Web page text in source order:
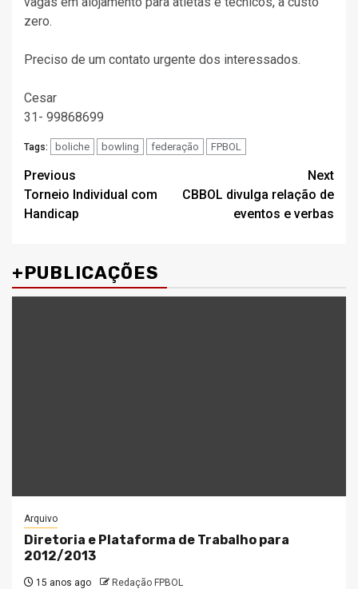
zero.
Preciso de um contato urgente dos interessados.
Cesar
31- 99868699
Tags: boliche bowling federação FPBOL
Post
navigation
Previous
Torneio Individual com
Handicap
Next
CBBOL divulga relação de
eventos e verbas
+PUBLICAÇÕES
Arquivo
Diretoria e Plataforma de Trabalho para
2012/2013
15 anos ago Redação FPBOL